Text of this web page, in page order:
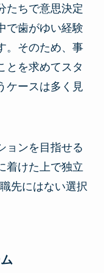
たちで意思決定
で歯がゆい経験
。そのため、事
とを求めてスタ
ケースは多く見
ョンを目指せる
着けた上で独立
先にはない選択